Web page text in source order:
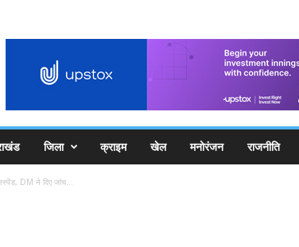
जिला क्राइम खेल मनोरंजन राजनीति
सस्पेंड, DM ने दिए जांच...